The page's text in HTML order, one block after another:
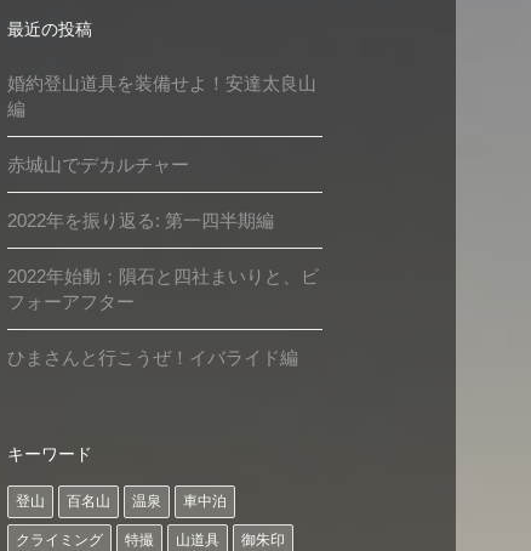
最近の投稿
婚約登山道具を装備せよ！安達太良山
編
赤城山でデカルチャー
2022年を振り返る: 第一四半期編
2022年始動：隕石と四社まいりと、ビ
フォーアフター
ひまさんと行こうぜ！イバライド編
キーワード
登山 百名山 温泉 車中泊
クライミング 特撮 山道具 御朱印